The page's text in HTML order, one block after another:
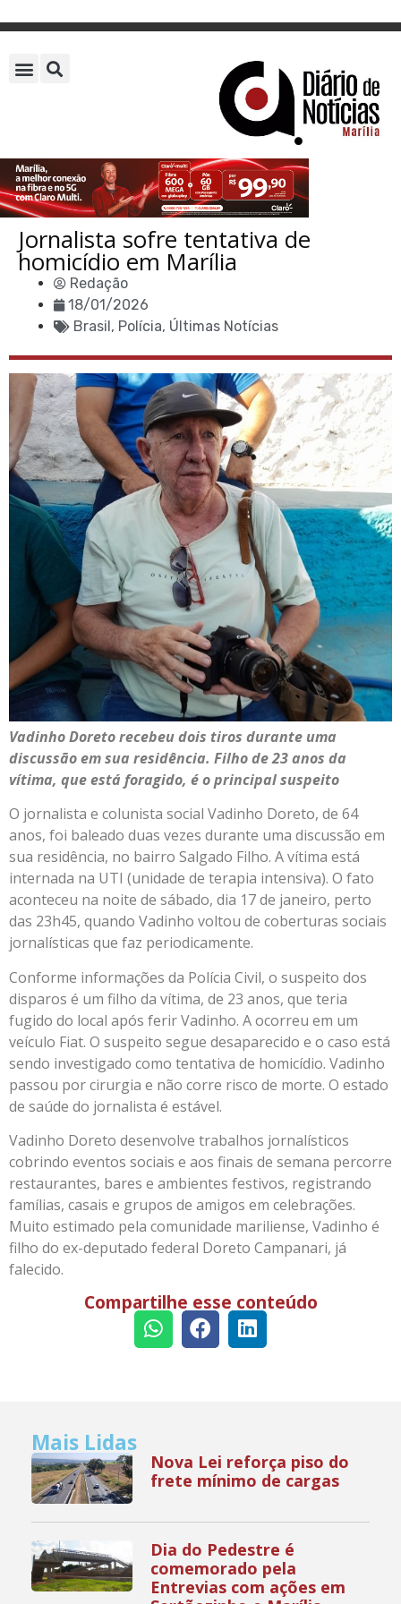
Jornalista sofre tentativa de
homicídio em Marília
Redação
18/01/2026
Brasil, Polícia, Últimas Notícias
Vadinho Doreto recebeu dois tiros durante uma
discussão em sua residência. Filho de 23 anos da
vítima, que está foragido, é o principal suspeito
O jornalista e colunista social Vadinho Doreto, de 64
anos, foi baleado duas vezes durante uma discussão em
sua residência, no bairro Salgado Filho. A vítima está
internada na UTI (unidade de terapia intensiva). O fato
aconteceu na noite de sábado, dia 17 de janeiro, perto
das 23h45, quando Vadinho voltou de coberturas sociais
jornalísticas que faz periodicamente.
Conforme informações da Polícia Civil, o suspeito dos
disparos é um filho da vítima, de 23 anos, que teria
fugido do local após ferir Vadinho. A ocorreu em um
veículo Fiat. O suspeito segue desaparecido e o caso está
sendo investigado como tentativa de homicídio. Vadinho
passou por cirurgia e não corre risco de morte. O estado
de saúde do jornalista é estável.
Vadinho Doreto desenvolve trabalhos jornalísticos
cobrindo eventos sociais e aos finais de semana percorre
restaurantes, bares e ambientes festivos, registrando
famílias, casais e grupos de amigos em celebrações.
Muito estimado pela comunidade mariliense, Vadinho é
filho do ex-deputado federal Doreto Campanari, já
falecido.
Compartilhe esse conteúdo
Mais Lidas
Nova Lei reforça piso do
frete mínimo de cargas
Dia do Pedestre é
comemorado pela
Entrevias com ações em